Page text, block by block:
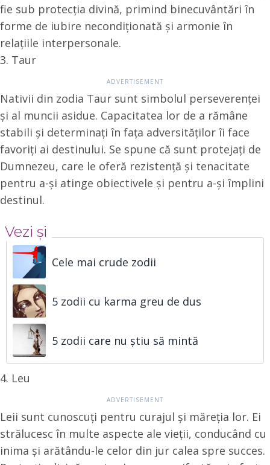
fie sub protecția divină, primind binecuvântări în
forme de iubire necondiționată și armonie în
relațiile interpersonale.
3. Taur
Nativii din zodia Taur sunt simbolul perseverenței
și al muncii asidue. Capacitatea lor de a rămâne
stabili și determinați în fața adversităților îi face
favoriți ai destinului. Se spune că sunt protejați de
Dumnezeu, care le oferă rezistență și tenacitate
pentru a-și atinge obiectivele și pentru a-și împlini
destinul.
Vezi și
Cele mai crude zodii
5 zodii cu karma greu de dus
5 zodii care nu știu să mintă
4. Leu
Leii sunt cunoscuți pentru curajul și măreția lor. Ei
strălucesc în multe aspecte ale vieții, conducând cu
inima și arătându-le celor din jur calea spre succes.